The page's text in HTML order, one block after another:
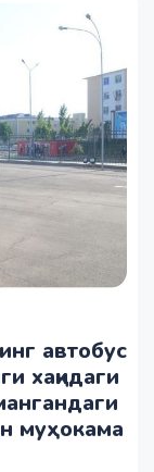
автобус
хақидаги
муҳокама